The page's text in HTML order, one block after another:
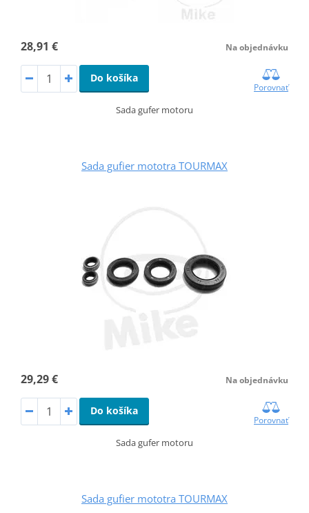
28,91 € Na objednávku
Do košíka
Porovnať
Sada gufer motoru
Sada gufier mototra TOURMAX
29,29 € Na objednávku
Do košíka
Porovnať
Sada gufer motoru
Sada gufier mototra TOURMAX